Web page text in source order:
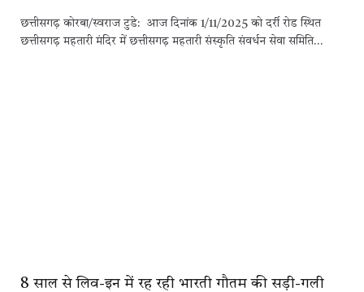
छत्तीसगढ़ कोरबा/स्वराज टुडे: आज दिनांक 1/11/2025 को दर्री रोड स्थित
छत्तीसगढ़ महतारी मंदिर में छत्तीसगढ़ महतारी संस्कृति संवर्धन सेवा समिति…
8 साल से लिव-इन में रह रही भारती गौतम की सड़ी-गली